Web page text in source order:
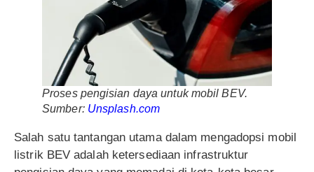
Proses pengisian daya untuk mobil BEV.
Sumber: Unsplash.com
Salah satu tantangan utama dalam mengadopsi mobil
listrik BEV adalah ketersediaan infrastruktur